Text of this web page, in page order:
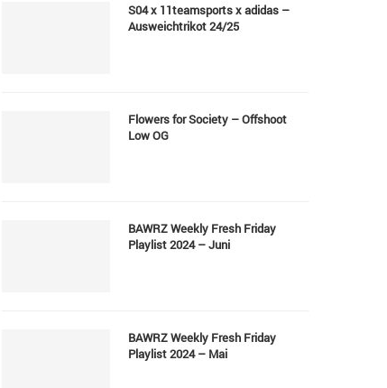
S04 x 11teamsports x adidas –
Ausweichtrikot 24/25
Flowers for Society – Offshoot
Low OG
BAWRZ Weekly Fresh Friday
Playlist 2024 – Juni
BAWRZ Weekly Fresh Friday
Playlist 2024 – Mai